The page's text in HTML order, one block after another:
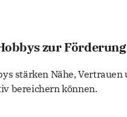
zur
stärken Nähe,
bereichern können.